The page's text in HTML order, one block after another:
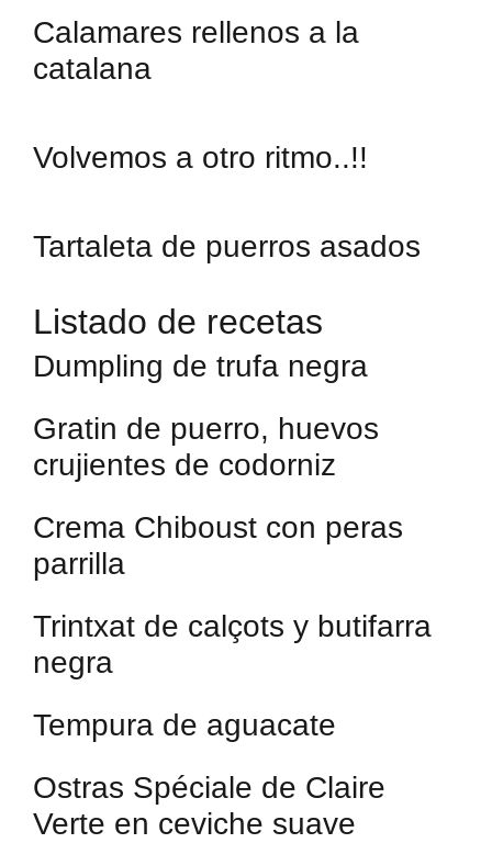
Calamares rellenos a la
catalana
Volvemos a otro ritmo..!!
Tartaleta de puerros asados
Listado de recetas
Dumpling de trufa negra
Gratin de puerro, huevos
crujientes de codorniz
Crema Chiboust con peras
parrilla
Trintxat de calçots y butifarra
negra
Tempura de aguacate
Ostras Spéciale de Claire
Verte en ceviche suave